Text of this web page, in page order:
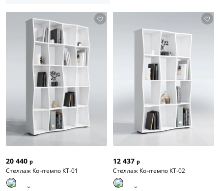
20 440 р
Стеллаж Контемпо КТ-01
12 437 р
Стеллаж Контемпо КТ-02